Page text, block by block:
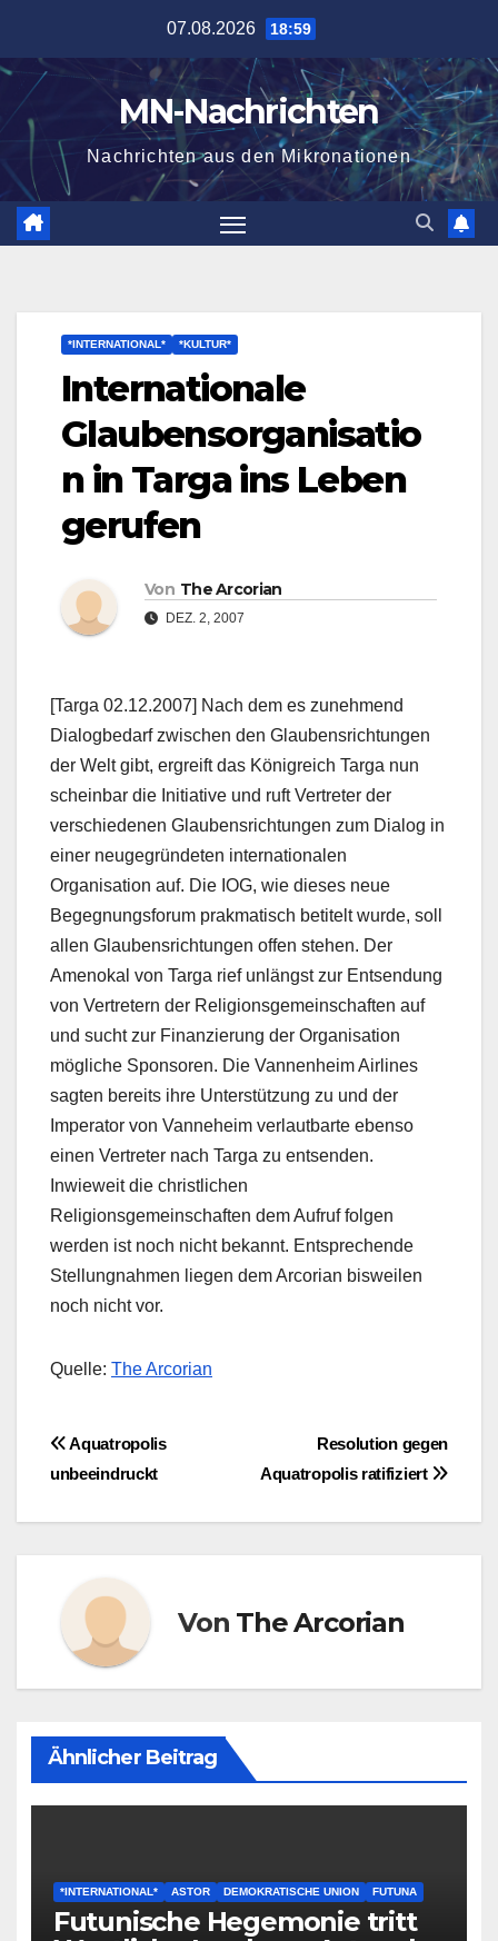
springen
07.08.2026 18:59
MN-Nachrichten
Nachrichten aus den Mikronationen
*INTERNATIONAL* *KULTUR*
Internationale
Glaubensorganisatio
n in Targa ins Leben
gerufen
Von The Arcorian
DEZ. 2, 2007
[Targa 02.12.2007] Nach dem es zunehmend
Dialogbedarf zwischen den Glaubensrichtungen
der Welt gibt, ergreift das Königreich Targa nun
scheinbar die Initiative und ruft Vertreter der
verschiedenen Glaubensrichtungen zum Dialog in
einer neugegründeten internationalen
Organisation auf. Die IOG, wie dieses neue
Begegnungsforum prakmatisch betitelt wurde, soll
allen Glaubensrichtungen offen stehen. Der
Amenokal von Targa rief unlängst zur Entsendung
von Vertretern der Religionsgemeinschaften auf
und sucht zur Finanzierung der Organisation
mögliche Sponsoren. Die Vannenheim Airlines
sagten bereits ihre Unterstützung zu und der
Imperator von Vanneheim verlautbarte ebenso
einen Vertreter nach Targa zu entsenden.
Inwieweit die christlichen
Religionsgemeinschaften dem Aufruf folgen
werden ist noch nicht bekannt. Entsprechende
Stellungnahmen liegen dem Arcorian bisweilen
noch nicht vor.
Quelle: The Arcorian
BeitragsnavigationResolution gegen
Aquatropolis ratifiziert
Aquatropolis
unbeeindruckt
Von The Arcorian
Ähnlicher Beitrag
*INTERNATIONAL* ASTOR DEMOKRATISCHE UNION FUTUNA
Futunische Hegemonie tritt